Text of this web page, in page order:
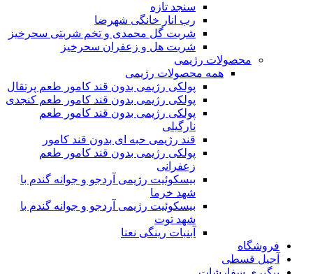
سنجد تازه
رب انار خانگی شهرضا
شربت گل محمدی و تخم شربتی سحرخیز
شربت هل و زعفران سحرخیز
محصولات رژیمی
همه محصولات رژیمی
پولکی رژیمی بدون قند کامور طعم پرتقال
پولکی رژیمی بدون قند کامور طعم کنجدی
پولکی رژیمی بدون قند کامور طعم
نارگیلی
قند رژیمی حبه ای بدون قند کامور
پولکی رژیمی بدون قند کامور طعم
زعفرانی
بيسکوئيت رژیمی آردجو و جوانه گندم با
شهد خرما
بيسکوئيت رژیمی آردجو و جوانه گندم با
شهد توت
آبنبات رینگی نعنا
فروشگاه
آجیل قسطی